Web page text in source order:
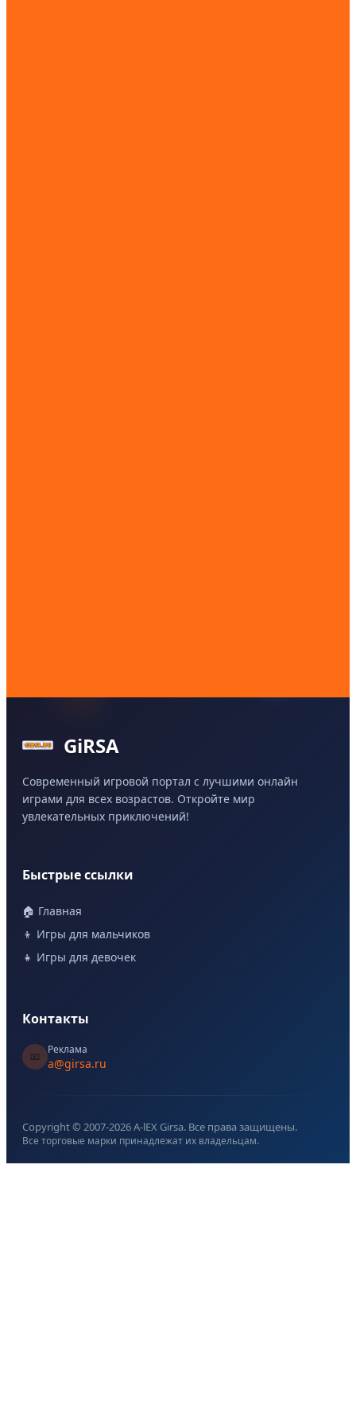
GiRSA
Современный игровой портал с лучшими онлайн
играми для всех возрастов. Откройте мир
увлекательных приключений!
Быстрые ссылки
🏠 Главная
👦 Игры для мальчиков
👧 Игры для девочек
Контакты
📧
Реклама
a@girsa.ru
Copyright © 2007-2026A-lEX Girsa. Все права защищены.
Все торговые марки принадлежат их владельцам.